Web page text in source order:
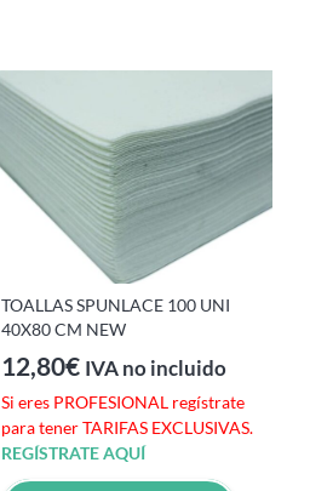
TOALLAS SPUNLACE 100 UNI
40X80 CM NEW
12,80€ IVA no incluido
Si eres PROFESIONAL regístrate
para tener TARIFAS EXCLUSIVAS.
REGÍSTRATE AQUÍ